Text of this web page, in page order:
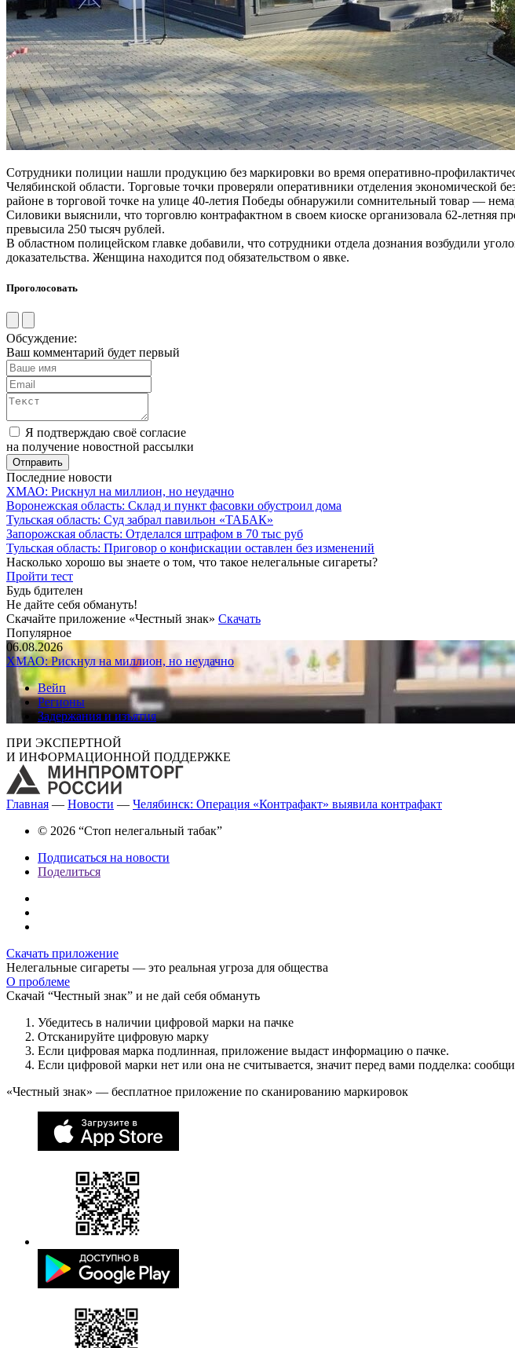
Сотрудники полиции нашли продукцию без маркировки во время оперативно-
Челябинской области. Торговые точки проверяли оперативники отделения
районе в торговой точке на улице 40-летия Победы обнаружили сомнительный товар —
Силовики выяснили, что торговлю контрафактном в своем киоске организовала 62-летняя
превысила 250 тысяч рублей.
В областном полицейском главке добавили, что сотрудники отдела дознания возбудили
доказательства. Женщина находится под обязательством о явке.
Проголосовать
Обсуждение:
Ваш комментарий будет первый
Я подтверждаю своё согласие
на получение новостной рассылки
Последние новости
ХМАО: Рискнул на миллион, но неудачно
Воронежская область: Склад и пункт фасовки обустроил дома
Тульская область: Суд забрал павильон «ТАБАК»
Запорожская область: Отделался штрафом в 70 тыс руб
Тульская область: Приговор о конфискации оставлен без изменений
Насколько хорошо вы знаете о том, что такое нелегальные сигареты?
Пройти тест
Будь бдителен
Не дайте себя обмануть!
Скачайте приложение «Честный знак» Скачать
Популярное
06.08.2026
ХМАО: Рискнул на миллион, но неудачно
Вейп
Регионы
Задержания и изъятия
ПРИ ЭКСПЕРТНОЙ
И ИНФОРМАЦИОННОЙ ПОДДЕРЖКЕ
Главная — Новости — Челябинск: Операция «Контрафакт» выявила контрафакт
© 2026 “Стоп нелегальный табак”
Подписаться на новости
Поделиться
Скачать приложение
Нелегальные сигареты — это реальная угроза для общества
О проблеме
Скачай “Честный знак” и не дай себя обмануть
Убедитесь в наличии цифровой марки на пачке
Отсканируйте цифровую марку
Если цифровая марка подлинная, приложение выдаст информацию о пачке.
Если цифровой марки нет или она не считывается, значит перед вами подделка:
«Честный знак» — бесплатное приложение по сканированию маркировок